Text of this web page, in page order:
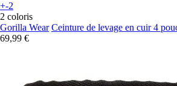
+-2
2 coloris
Gorilla Wear Ceinture de levage en cuir 4
69,99 €